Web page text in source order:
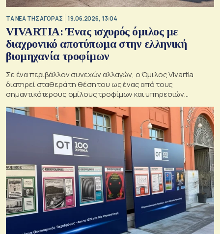
ΤΑ ΝΕΑ ΤΗΣ ΑΓΟΡΑΣ 19.06.2026, 13:04
VIVARTIA: Ένας ισχυρός όμιλος με
διαχρονικό αποτύπωμα στην ελληνική
βιομηχανία τροφίμων
Σε ένα περιβάλλον συνεχών αλλαγών, ο Όμιλος Vivartia
διατηρεί σταθερά τη θέση του ως ένας από τους
σημαντικότερους ομίλους τροφίμων και υπηρεσιών